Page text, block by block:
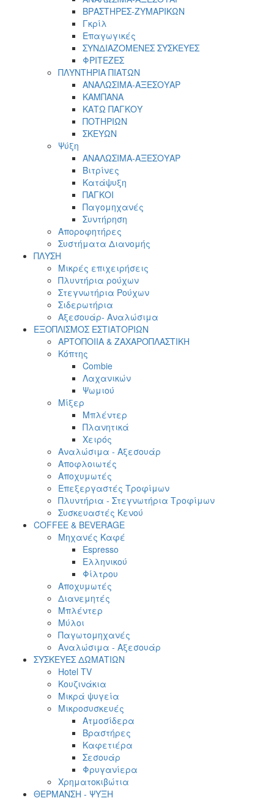
ΒΡΑΣΤΗΡΕΣ-ΖΥΜΑΡΙΚΩΝ
Γκρίλ
Επαγωγικές
ΣΥΝΔΙΑΖΟΜΕΝΕΣ ΣΥΣΚΕΥΕΣ
ΦΡΙΤΕΖΕΣ
ΠΛΥΝΤΗΡΙΑ ΠΙΑΤΩΝ
ΑΝΑΛΩΣΙΜΑ-ΑΞΕΣΟΥΑΡ
ΚΑΜΠΑΝΑ
ΚΑΤΩ ΠΑΓΚΟΥ
ΠΟΤΗΡΙΩΝ
ΣΚΕΥΩΝ
Ψύξη
ΑΝΑΛΩΣΙΜΑ-ΑΞΕΣΟΥΑΡ
Βιτρίνες
Κατάψυξη
ΠΑΓΚΟΙ
Παγομηχανές
Συντήρηση
Αποροφητήρες
Συστήματα Διανομής
ΠΛΥΣΗ
Μικρές επιχειρήσεις
Πλυντήρια ρούχων
Στεγνωτήρια Ρούχων
Σιδερωτήρια
Αξεσουάρ- Αναλώσιμα
ΕΞΟΠΛΙΣΜΟΣ ΕΣΤΙΑΤΟΡΙΩΝ
ΑΡΤΟΠΟΙΙΑ & ΖΑΧΑΡΟΠΛΑΣΤΙΚΗ
Κόπτης
Combie
Λαχανικών
Ψωμιού
Μίξερ
Μπλέντερ
Πλανητικά
Χειρός
Αναλώσιμα - Αξεσουάρ
Αποφλοιωτές
Αποχυμωτές
Επεξεργαστές Τροφίμων
Πλυντήρια - Στεγνωτήρια Τροφίμων
Συσκευαστές Κενού
COFFEE & BEVERAGE
Μηχανές Καφέ
Espresso
Ελληνικού
Φίλτρου
Αποχυμωτές
Διανεμητές
Μπλέντερ
Μύλοι
Παγωτομηχανές
Αναλώσιμα - Αξεσουάρ
ΣΥΣΚΕΥΕΣ ΔΩΜΑΤΙΩΝ
Hotel TV
Κουζινάκια
Μικρά ψυγεία
Μικροσυσκευές
Ατμοσίδερα
Βραστήρες
Καφετιέρα
Σεσουάρ
Φρυγανίερα
Χρηματοκιβώτια
ΘΕΡΜΑΝΣΗ - ΨΥΞΗ